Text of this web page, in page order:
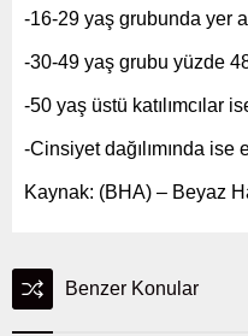
-16-29 yaş grubunda yer
-30-49 yaş grubu yüzde
-50 yaş üstü katılımcılar
-Cinsiyet dağılımında
Kaynak: (BHA) – Beyaz
Benzer Konular